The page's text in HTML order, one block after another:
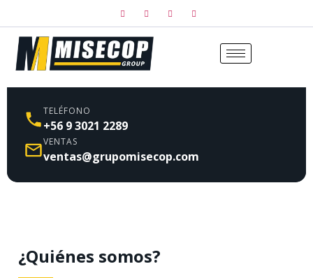
TELÉFONO
+56 9 3021 2289
VENTAS
ventas@grupomisecop.com
¿Quiénes somos?